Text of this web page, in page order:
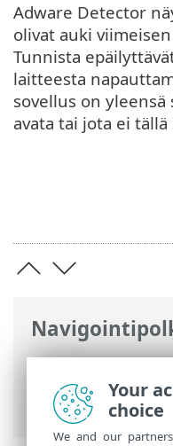
ESET-online-ohje
ESET Mobile
Virustentorjunta
Adware Detector
olivat auki
Tunnista
laitteesta
sovellus on
avata tai jota ei
Your
choice
We and our